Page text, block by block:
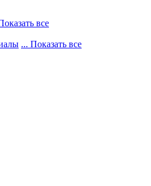
все
... Показать все